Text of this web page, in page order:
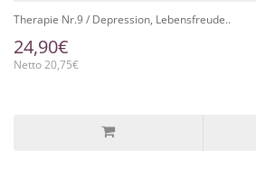
Therapie Nr.9 / Depression, Lebensfreude..
24,90€
Netto 20,75€